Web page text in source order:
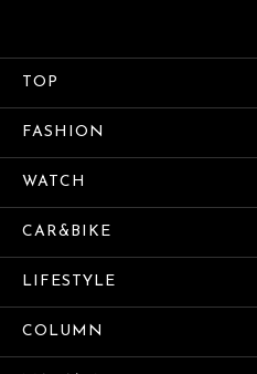
TOP
FASHION
WATCH
CAR&BIKE
LIFESTYLE
COLUMN